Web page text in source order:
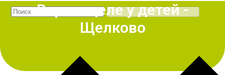
Варикоцеле у детей -
Щелково